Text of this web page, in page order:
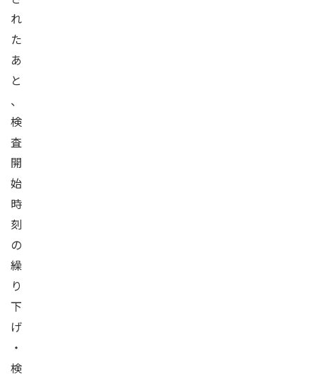
れ
た
あ
と
、
検
査
開
始
時
刻
の
繰
り
下
げ
・
検